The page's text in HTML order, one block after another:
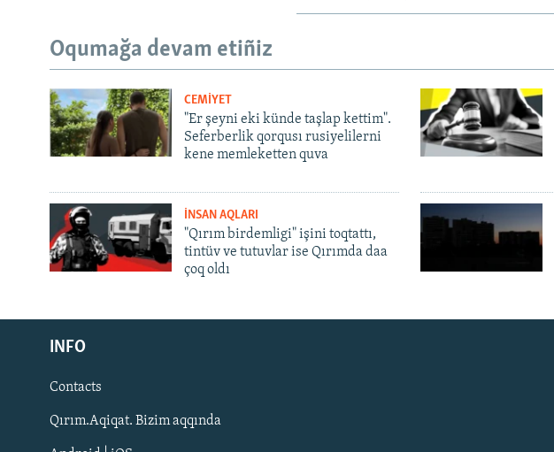
Русский
Українською
QOŞULIÑIZ!
Oqumağa devam etiñiz
CEMİYET
"Er şeyni eki künde taşlap kettim".
Seferberlik qorqusı rusiyelilerni
kene memleketten quva
İNSAN AQLARI
"Qırım birdemligi" işini toqtattı,
tintüv ve tutuvlar ise Qırımda daa
çoq oldı
INFO
Contacts
Qırım.Aqiqat. Bizim aqqında